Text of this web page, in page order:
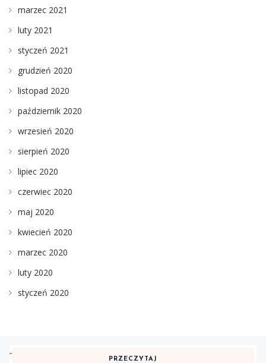
marzec 2021
luty 2021
styczeń 2021
grudzień 2020
listopad 2020
październik 2020
wrzesień 2020
sierpień 2020
lipiec 2020
czerwiec 2020
maj 2020
kwiecień 2020
marzec 2020
luty 2020
styczeń 2020
PRZECZYTAJ